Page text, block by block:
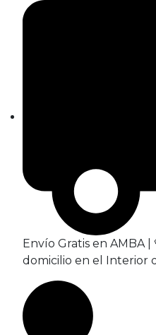
Envío Gratis en AMBA |
domicilio en el Interior